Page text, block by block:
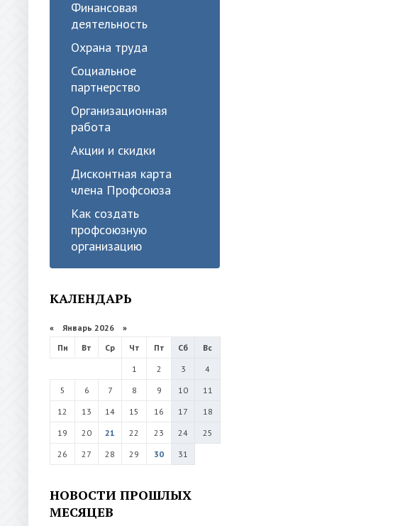
Финансовая
деятельность
Охрана труда
Социальное
партнерство
Организационная
работа
Акции и скидки
Дисконтная карта
члена Профсоюза
Как создать
профсоюзную
организацию
КАЛЕНДАРЬ
« Январь 2026 »
Пн
Вт Ср Чт Пт Сб
Вс
1
2 3
4
5
6 7 8 9 10
11
12
13 14 15 16 17
18
19
20 21 22 23 24
25
26
27 28 29 30 31
НОВОСТИ ПРОШЛЫХ
МЕСЯЦЕВ